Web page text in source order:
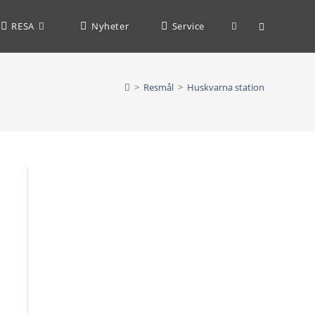
RESA Nyheter Service Slå
> Resmål > Huskvarna station